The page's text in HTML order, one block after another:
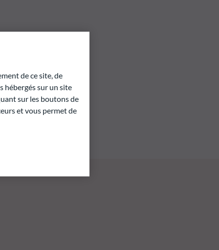
de ce site, de
hébergés sur un site
sur les boutons de
et vous permet de